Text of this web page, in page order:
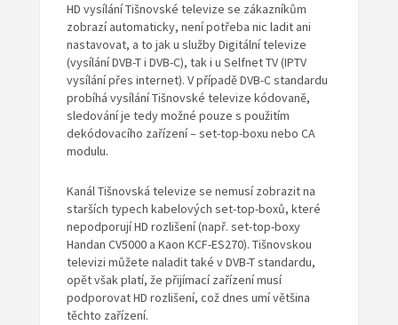
HD vysílání Tišnovské televize se zákazníkům
zobrazí automaticky, není potřeba nic ladit ani
nastavovat, a to jak u služby Digitální televize
(vysílání DVB-T i DVB-C), tak i u Selfnet TV (IPTV
vysílání přes internet). V případě DVB-C standardu
probíhá vysílání Tišnovské televize kódovaně,
sledování je tedy možné pouze s použitím
dekódovacího zařízení – set-top-boxu nebo CA
modulu.
Kanál Tišnovská televize se nemusí zobrazit na
starších typech kabelových set-top-boxů, které
nepodporují HD rozlišení (např. set-top-boxy
Handan CV5000 a Kaon KCF-ES270). Tišnovskou
televizi můžete naladit také v DVB-T standardu,
opět však platí, že přijímací zařízení musí
podporovat HD rozlišení, což dnes umí většina
těchto zařízení.